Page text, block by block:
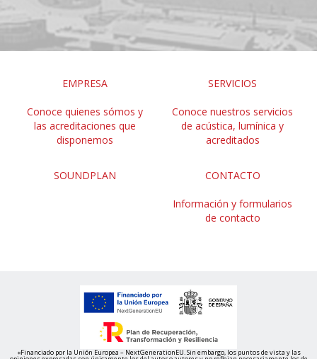
EMPRESA
Conoce quienes sómos y
las acreditaciones que
disponemos
SERVICIOS
Conoce nuestros servicios
de acústica, lumínica y
acreditados
SOUNDPLAN CONTACTO
Información y formularios
de contacto
«Financiado por la Unión Europea – NextGenerationEU. Sin embargo, los puntos de vista y las